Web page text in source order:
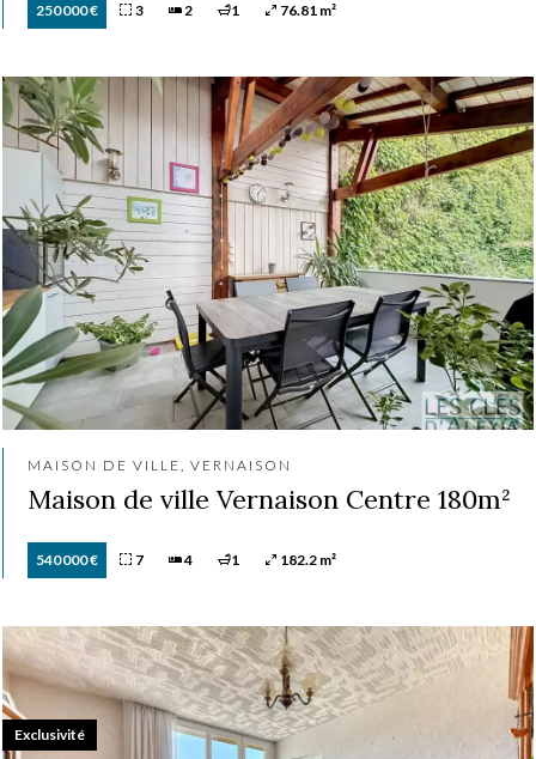
250 000 € 3 2 1 76.81 m²
MAISON DE VILLE, VERNAISON
Maison de ville Vernaison Centre 180m²
540 000 € 7 4 1 182.2 m²
Exclusivité